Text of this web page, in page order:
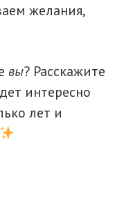
желания,
вы? Расскажите
интересно
лет и